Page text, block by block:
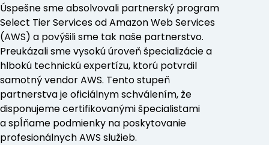
Úspešne sme absolvovali partnerský program
Select Tier Services od Amazon Web Services
(AWS) a povýšili sme tak naše partnerstvo.
Preukázali sme vysokú úroveň špecializácie a
hlbokú technickú expertízu, ktorú potvrdil
samotný vendor AWS. Tento stupeň
partnerstva je oficiálnym schválením, že
disponujeme certifikovanými špecialistami
a spĺňame podmienky na poskytovanie
profesionálnych AWS služieb.